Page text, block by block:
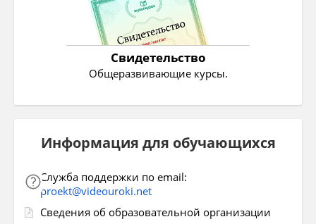
Свидетельство
Общеразвивающие курсы.
Информация для обучающихся
Служба поддержки по email:
proekt@videouroki.net
Сведения об образовательной организации